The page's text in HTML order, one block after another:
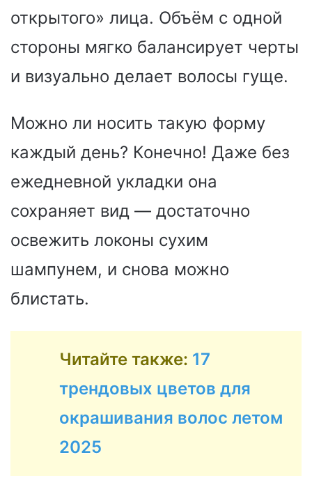
открытого» лица. Объём с одной
стороны мягко балансирует черты
и визуально делает волосы гуще.
Можно ли носить такую форму
каждый день? Конечно! Даже без
ежедневной укладки она
сохраняет вид — достаточно
освежить локоны сухим
шампунем, и снова можно
блистать.
Читайте также: 17
трендовых цветов для
окрашивания волос летом
2025